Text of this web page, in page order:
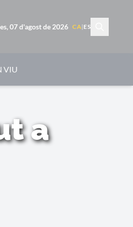
07 d'agost de 2026 CA| ES
VIU
a